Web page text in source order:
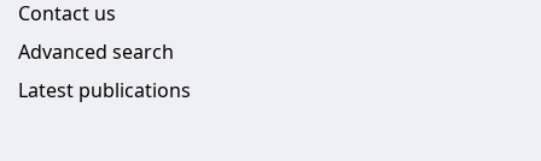
Contact us
Advanced search
Latest publications